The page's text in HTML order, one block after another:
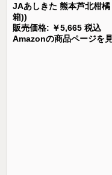
JAあしきた 熊本芦北柑
箱))
販売価格: ￥5,665 税込
Amazonの商品ページを